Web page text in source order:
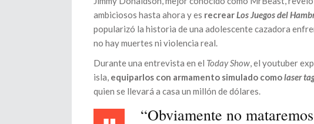
ambiciosos hasta ahora y es recrearLos Juegos del
popularizó la historia de una adolescente cazadora
no hay muertes ni violencia real.
Durante una entrevista en el Today Show, el youtuber
isla, equiparlos con armamento simulado comolaser
quien se llevará a casa un millón de dólares.
“Obviamente no